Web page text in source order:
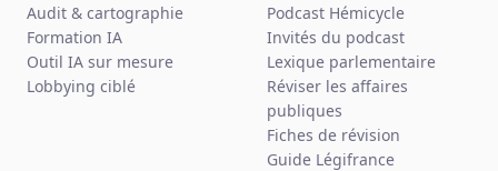
Audit & cartographie
Formation IA
Outil IA sur mesure
Lobbying ciblé
Podcast Hémicycle
Invités du podcast
Lexique parlementaire
Réviser les affaires
publiques
Fiches de révision
Guide Légifrance